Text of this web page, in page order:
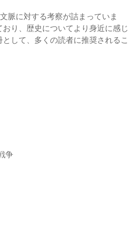
脈に対する考察が詰まっていま
り、歴史についてより身近に感じ
して、多くの読者に推奨されるこ
争